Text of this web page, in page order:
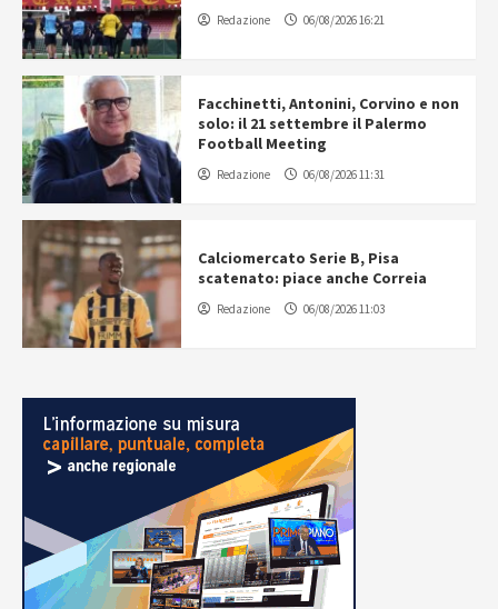
Redazione 06/08/2026 16:21
Facchinetti, Antonini, Corvino e non
solo: il 21 settembre il Palermo
Football Meeting
Redazione 06/08/2026 11:31
Calciomercato Serie B, Pisa
scatenato: piace anche Correia
Redazione 06/08/2026 11:03